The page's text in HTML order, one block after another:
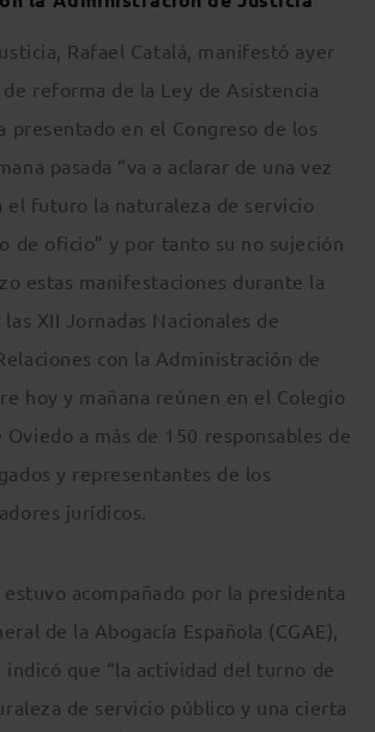
Rafael Catalá, manifestó ayer
reforma de la Ley de Asistencia
presentado en el Congreso de los
pasada “va a aclarar de una vez
el futuro la naturaleza de servicio
de oficio” y por tanto su no sujeción
estas manifestaciones durante la
XII Jornadas Nacionales de
con la Administración de
hoy y mañana reúnen en el Colegio
Oviedo a más de 150 responsables de
y representantes de los
jurídicos.
acompañado por la presidenta
de la Abogacía Española (CGAE),
que “la actividad del turno de
de servicio público y una cierta